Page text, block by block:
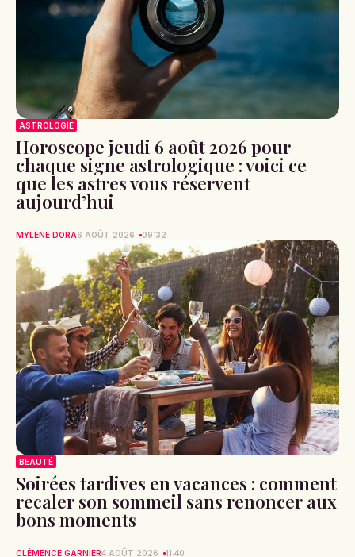
ASTROLOGIE
Horoscope jeudi 6 août 2026 pour
chaque signe astrologique : voici ce
que les astres vous réservent
aujourd’hui
MYLÈNE DORA6 AOÛT 2026 09:32
BEAUTÉ
Soirées tardives en vacances : comment
recaler son sommeil sans renoncer aux
bons moments
CLÉMENCE GARNIER4 AOÛT 2026 11:40